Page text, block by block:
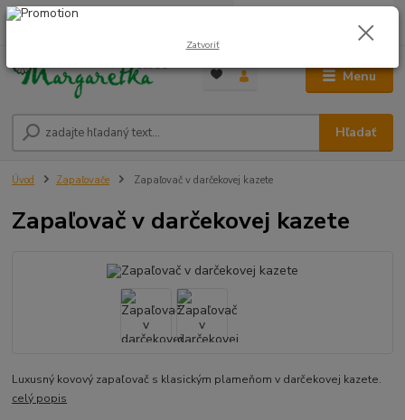
Menu
Hľadať
0948 236 042
0,00 €
Úvod Zapaľovače Zapaľovač v darčekovej kazete
Zapaľovač v darčekovej kazete
Luxusný kovový zapaľovač s klasickým plameňom v darčekovej kazete.
celý popis
Zatvoriť